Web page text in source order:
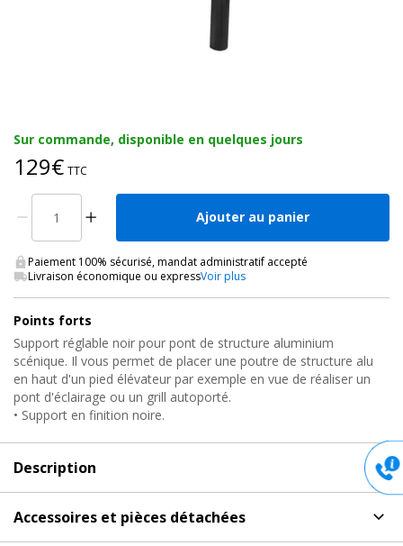
Sur commande, disponible en quelques jours
129€ TTC
Ajouter au panier
Paiement 100% sécurisé, mandat administratif accepté
Livraison économique ou expressVoir plus
Points forts
Support réglable noir pour pont de structure aluminium
scénique. Il vous permet de placer une poutre de structure alu
en haut d'un pied élévateur par exemple en vue de réaliser un
pont d'éclairage ou un grill autoporté.
• Support en finition noire.
Description
TKA351B Fantek
Accessoires et pièces détachées